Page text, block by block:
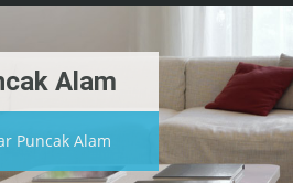
Alam
Puncak Alam